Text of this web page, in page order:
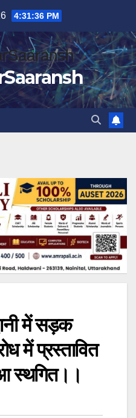
4:31:37 PM
में सड़क
में प्रस्तावित
स्थगित।।